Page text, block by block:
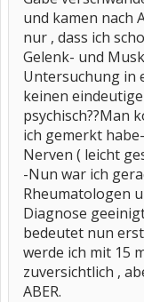
und kamen nach
nur , dass ich
Gelenk- und
Untersuchung in
keinen
psychisch??Man
ich gemerkt
Nerven ( leicht
-Nun war ich
Rheumatologen
Diagnose
bedeutet nun
werde ich mit 15
zuversichtlich ,
ABER.